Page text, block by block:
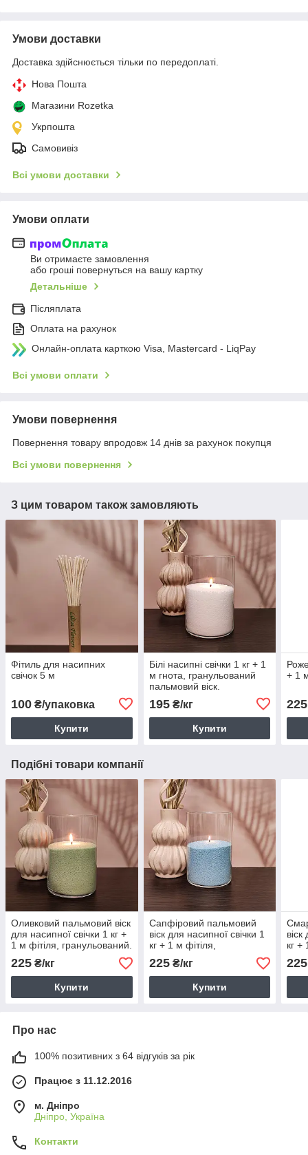
Умови доставки
Доставка здійснюється тільки по передоплаті.
Нова Пошта
Магазини Rozetka
Укрпошта
Самовивіз
Всі умови доставки
Умови оплати
Ви отримаєте замовлення
або гроші повернуться на вашу картку
Детальніше
Післяплата
Оплата на рахунок
Онлайн-оплата карткою Visa, Mastercard - LiqPay
Всі умови оплати
Умови повернення
Повернення товару впродовж 14 днів за рахунок покупця
Всі умови повернення
З цим товаром також замовляють
Фітиль для насипних
свічок 5 м
100 ₴/упаковка
Купити
Білі насипні свічки 1 кг + 1
м гнота, гранульований
пальмовий віск.
195₴/кг
Купити
+ 1
225
Подібні товари компанії
Оливковий пальмовий віск
для насипної свічки 1 кг +
1 м фітіля, гранульований.
Пісочні свічки у гранулах.
225 ₴/кг
Купити
Сапфіровий пальмовий
віск для насипної свічки 1
кг + 1 м фітіля,
гранульований. Пісочні
свічки у гранулах.
225₴/кг
Купити
кг +
225
Про нас
100% позитивних з 64 відгуків за рік
Працює з 11.12.2016
м. Дніпро
Дніпро, Україна
Контакти